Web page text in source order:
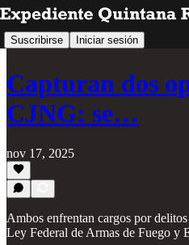
Suscribirse Iniciar sesión
Capturan dos
CJNG: se…
nov 17, 2025
Ambos enfrentan cargos por
Ley Federal de Armas de Fuego y